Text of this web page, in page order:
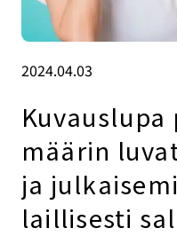
2024.04.03
määrin
ja
laillisesti